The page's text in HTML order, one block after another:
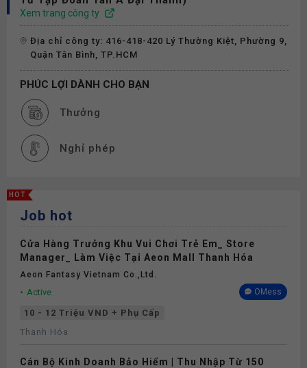
Xem trang công ty
Địa chỉ công ty: 416-418-420 Lý Thường Kiệt, Phường 9,
Quận Tân Bình, TP.HCM
PHÚC LỢI DÀNH CHO BẠN
Thưởng
Nghỉ phép
HOT
Job hot
Cửa Hàng Trưởng Khu Vui Chơi Trẻ Em_ Store
Manager_ Làm Việc Tại Aeon Mall Thanh Hóa
Aeon Fantasy Vietnam Co.,ltd.
Active OMess
10 - 12 Triệu VND + Phụ Cấp
Thanh Hóa
Cán Bộ Kinh Doanh Bảo Hiểm | Thu Nhập Từ 150